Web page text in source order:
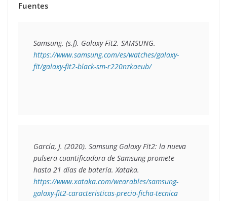
Fuentes
Samsung. (s.f). Galaxy Fit2
https://www.samsung.com/es/watches/galaxy-
fit/galaxy-fit2-black-sm-r220nzkaeub/
García, J. (2020). Samsung Galaxy Fit2: la nueva
pulsera cuantificadora de Samsung promete
hasta 21 días de batería
https://www.xataka.com/wearables/samsung-
galaxy-fit2-caracteristicas-precio-ficha-tecnica